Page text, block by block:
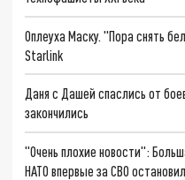
Оплеуха Маску. "Пора снять
Starlink
Даня с Дашей спаслись от
закончились
"Очень плохие новости":
НАТО впервые за СВО